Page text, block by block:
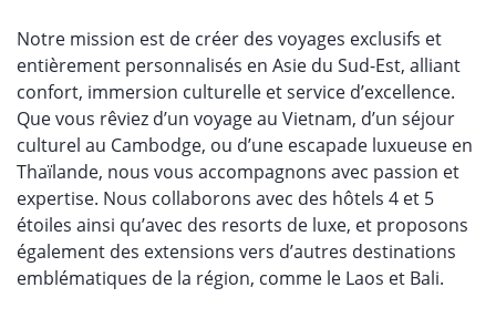
Notre mission est de créer des voyages exclusifs et
entièrement personnalisés en Asie du Sud-Est, alliant
confort, immersion culturelle etservice d’excellence.
Que vous rêviez d’un voyage au Vietnam, d’un séjour
culturel au Cambodge, ou d’une escapade luxueuse en
Thaïlande, nous vous accompagnons avec passion et
expertise. Nous collaborons avec des hôtels 4 et 5
étoiles ainsi qu’avec des resorts de luxe, et proposons
également des extensions vers d’autres destinations
emblématiques de la région, comme le Laos et Bali.